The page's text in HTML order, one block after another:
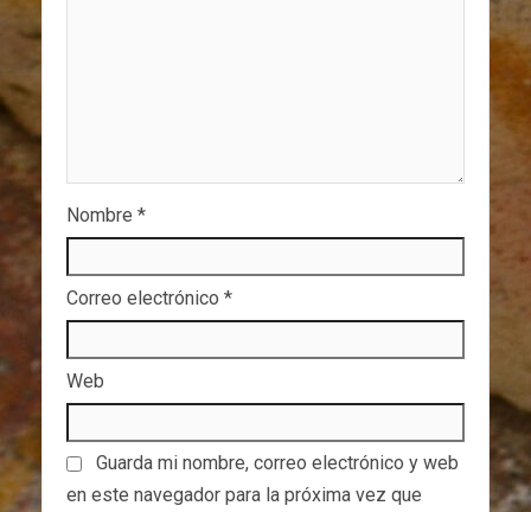
Nombre *
Correo electrónico *
Web
Guarda mi nombre, correo electrónico y web
en este navegador para la próxima vez que